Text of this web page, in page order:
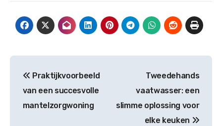
navigation
Praktijkvoorbeeld
van een succesvolle
mantelzorgwoning
Tweedehands
vaatwasser: een
slimme oplossing voor
elke keuken